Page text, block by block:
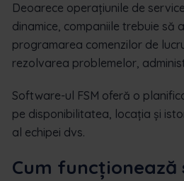
Deoarece operațiunile de
dinamice, companiile trebuie să
programarea comenzilor de
rezolvarea problemelor,
Software-ul FSM oferă o
pe disponibilitatea, locația și
al echipei dvs.
Cum